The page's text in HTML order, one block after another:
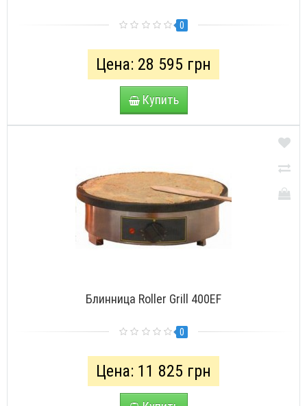
0
Цена: 28 595 грн
Купить
Блинница Roller Grill 400EF
0
Цена: 11 825 грн